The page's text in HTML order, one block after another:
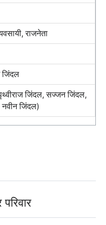
राजनेता
जिंदल, सज्जन जिंदल,
जिंदल)